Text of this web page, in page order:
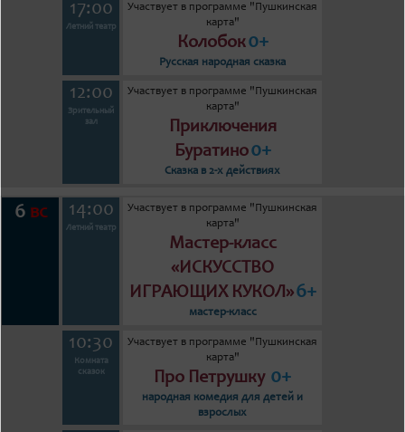
17:00
Летний театр
Участвует в программе "Пушкинская
карта"
Колобок0+
Русская народная сказка
12:00
Зрительный
зал
Участвует в программе "Пушкинская
карта"
Приключения
Буратино0+
Сказка в 2-х действиях
6вс 14:00
Летний театр
Участвует в программе "Пушкинская
карта"
Мастер-класс
«ИСКУССТВО
ИГРАЮЩИХ КУКОЛ»6+
мастер-класс
10:30
Комната
сказок
Участвует в программе "Пушкинская
карта"
Про Петрушку 0+
народная комедия для детей и
взрослых